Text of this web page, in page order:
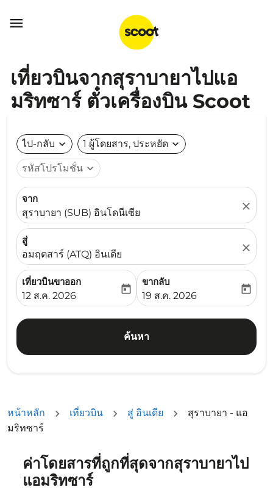

เที่ยวบินจากสุราบายาไปแอ
มริทซาร์ ตั๋วเครื่องบิน Scoot
ไป-กลับ expand_more 1 ผู้โดยสาร, ประหยัด expand_more
รหัสโปรโมชั่น expand_more
จาก
สุราบายา (SUB) อินโดนีเซีย
close
สู่
อมฤตสาร์ (ATQ) อินเดีย
close
เที่ยวบินขาออก
fc-booking-departure-date-aria-label
12 ส.ค. 2026
today
ขากลับ
fc-booking-return-date-
19 ส.ค. 2026
today
ค้นหา
หน้าหลัก เที่ยวบิน สู่ อินเดีย
สุราบายา - แอ
มริทซาร์
ค่าโดยสารที่ถูกที่สุดจากสุราบายาไป
แอมริทซาร์
ลองอัปเดตเส้นทางของคุณ (ต้นทางและ/หรือปลายทาง) หรื